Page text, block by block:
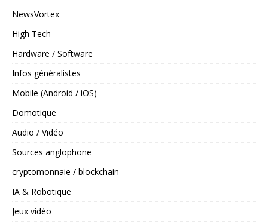
NewsVortex
High Tech
Hardware / Software
Infos généralistes
Mobile (Android / iOS)
Domotique
Audio / Vidéo
Sources anglophone
cryptomonnaie / blockchain
IA & Robotique
Jeux vidéo